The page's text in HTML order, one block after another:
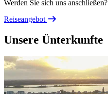
Werden Sie sich uns anschließen?
Reiseangebot
Unsere Ünterkunfte